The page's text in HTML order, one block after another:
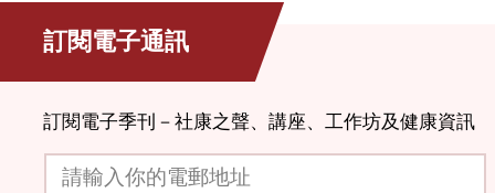
訂閱電子通訊
訂閱電子季刊－社康之聲、講座、工作坊及健康資訊
請輸入你的電郵地址